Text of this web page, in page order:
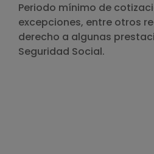
Periodo mínimo de
excepciones, entre otros
derecho a algunas
Seguridad Social.